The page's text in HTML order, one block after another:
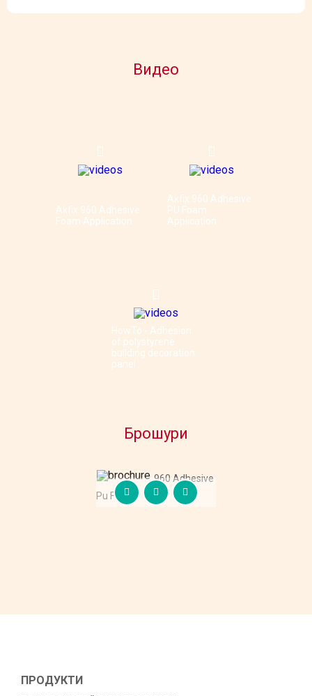
Видео
Akfix 960 Adhesive
Foam Application
Akfix 960 Adhesive
PU Foam
Application
HowTo - Adhesion
of polystyrene
building decoration
panel
Брошури
960 Adhesive
Pu Foam
ПРОДУКТИ